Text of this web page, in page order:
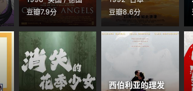
豆瓣7.9分
豆瓣8.6分
西伯利亚的理发